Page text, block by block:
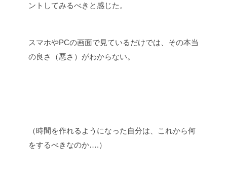
ントしてみるべきと感じた。
スマホやPCの画面で見ているだけでは、その本当
の良さ（悪さ）がわからない。
（時間を作れるようになった自分は、これから何
をするべきなのか….）